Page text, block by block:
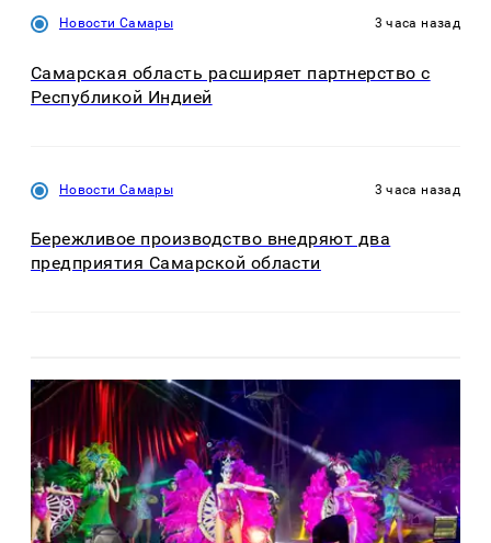
Новости Самары 3 часа назад
Самарская область расширяет партнерство с
Республикой Индией
Новости Самары 3 часа назад
Бережливое производство внедряют два
предприятия Самарской области